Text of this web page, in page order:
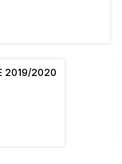
2019/2020